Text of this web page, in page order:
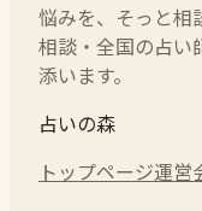
悩みを、そっと相
相談・全国の占い
添います。
占いの森
トップページ運営